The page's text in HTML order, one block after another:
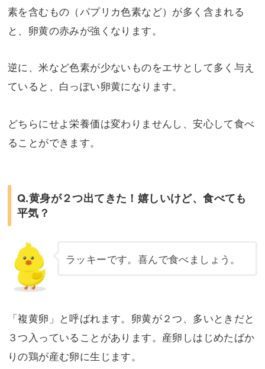
素を含むもの（パプリカ色素など）が多く含まれる
と、卵黄の赤みが強くなります。
逆に、米など色素が少ないものをエサとして多く与え
ていると、白っぽい卵黄になります。
どちらにせよ栄養価は変わりませんし、安心して食べ
ることができます。
Q.黄身が２つ出てきた！嬉しいけど、食べても
平気？
ラッキーです。喜んで食べましょう。
「複黄卵」と呼ばれます。卵黄が２つ、多いときだと
３つ入っていることがあります。産卵しはじめたばか
りの鶏が産む卵に生じます。